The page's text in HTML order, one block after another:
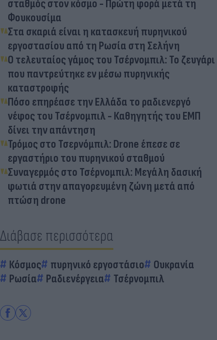
σταθμός στον κόσμο - Πρώτη φορά μετά τη
Φουκουσίμα
Στα σκαριά είναι η κατασκευή πυρηνικού
εργοστασίου από τη Ρωσία στη Σελήνη
Ο τελευταίος γάμος του Τσέρνομπιλ: Το ζευγάρι
που παντρεύτηκε εν μέσω πυρηνικής
καταστροφής
Πόσο επηρέασε την Ελλάδα το ραδιενεργό
νέφος του Τσέρνομπιλ - Καθηγητής του ΕΜΠ
δίνει την απάντηση
Τρόμος στο Τσερνόμπιλ: Drone έπεσε σε
εργαστήριο του πυρηνικού σταθμού
Συναγερμός στο Τσέρνομπιλ: Μεγάλη δασική
φωτιά στην απαγορευμένη ζώνη μετά από
πτώση drone
Διάβασε περισσότερα
Κόσμος πυρηνικό εργοστάσιο
Ουκρανία
Ρωσία
Ραδιενέργεια Τσέρνομπιλ